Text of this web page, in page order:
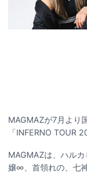
MAGMAZが7月より
「INFERNO TOUR
MAGMAZは、ハル
嬢∞、首領れの、七